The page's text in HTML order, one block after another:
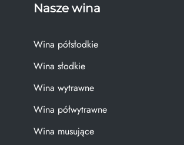
Nasze wina
Wina półsłodkie
Wina słodkie
Wina wytrawne
Wina półwytrawne
Wina musujące